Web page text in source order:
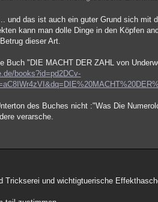
und das ist auch ein guter Grund sich mit
kann man dolle Dinge in den Köpfen
dieser Art.
Buch "DIE MACHT DER ZAHL von
books?id=pd2DCv-
des Buches nicht :"Was Die
verarsche.
Trickserei und wichtigtuerische